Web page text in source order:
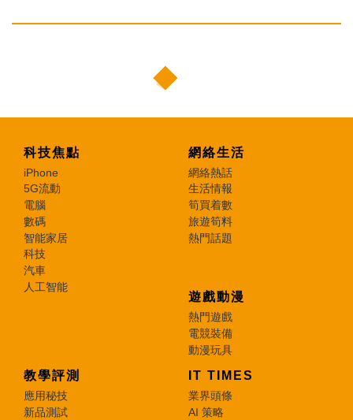
科技焦點
iPhone
5G流動
電腦
數碼
智能家居
科技
汽車
人工智能
網絡生活
網絡熱話
生活情報
筍買着數
旅遊筍料
熱門話題
遊戲動漫
熱門遊戲
電競裝備
動漫玩具
教學評測
應用秘技
新品測試
IT TIMES
業界頭條
AI 策略